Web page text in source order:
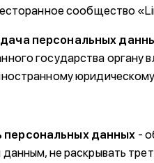
сообщество
персональных
государства органу
данных -
не раскрывать